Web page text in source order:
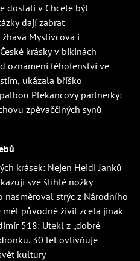
dostali v Chcete být
dají zabrat
Myslivcová i
krásky v bikinách
oznámení těhotenství ve
ukázala bříško
Plekancovy partnerky:
zpěvaččiných synů
krásek: Nejen Heidi Janků
své štíhlé nožky
nasměroval strýc z Národního
měl původně živit zcela jinak
518: Utekl z „dobré
30 let ovlivňuje
kultury